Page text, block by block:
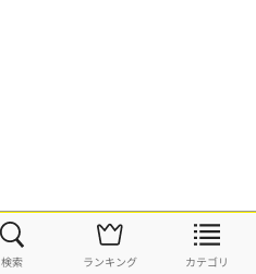
検索 ランキング カテゴリ